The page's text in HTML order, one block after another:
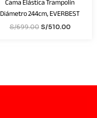
Diámetro 244cm, EVERBEST
S/699.00 S/510.00